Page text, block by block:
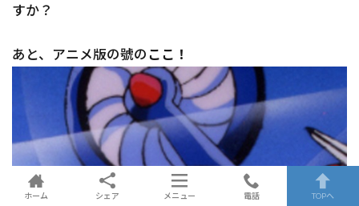
すか？
あと、アニメ版の號のここ！
ホーム シェア メニュー 電話 TOPへ